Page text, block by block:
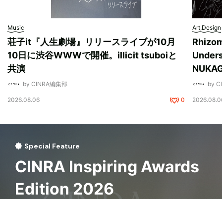
Music
荘子it『人生劇場』リリースライブが10月
10日に渋谷WWWで開催。illicit tsuboiと
共演
by CINRA編集部
2026.08.06 0
Art,Design
by
Special Feature
CINRA Inspiring Awards
Edition 2026